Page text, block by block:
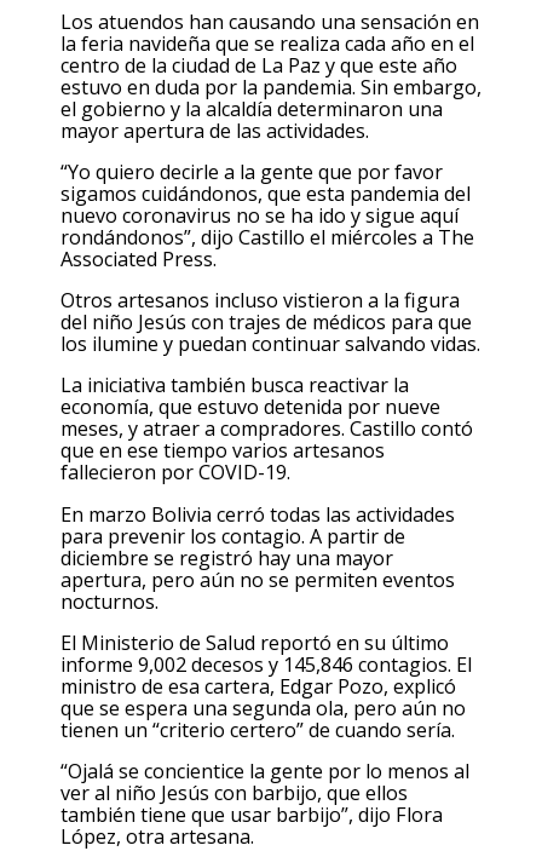
Los atuendos han causando una sensación en
la feria navideña que se realiza cada año en el
centro de la ciudad de La Paz y que este año
estuvo en duda por la pandemia. Sin embargo,
el gobierno y la alcaldía determinaron una
mayor apertura de las actividades.
“Yo quiero decirle a la gente que por favor
sigamos cuidándonos, que esta pandemia del
nuevo coronavirus no se ha ido y sigue aquí
rondándonos”, dijo Castillo el miércoles a The
Associated Press.
Otros artesanos incluso vistieron a la figura
del niño Jesús con trajes de médicos para que
los ilumine y puedan continuar salvando vidas.
La iniciativa también busca reactivar la
economía, que estuvo detenida por nueve
meses, y atraer a compradores. Castillo contó
que en ese tiempo varios artesanos
fallecieron por COVID-19.
En marzo Bolivia cerró todas las actividades
para prevenir los contagio. A partir de
diciembre se registró hay una mayor
apertura, pero aún no se permiten eventos
nocturnos.
El Ministerio de Salud reportó en su último
informe 9,002 decesos y 145,846 contagios. El
ministro de esa cartera, Edgar Pozo, explicó
que se espera una segunda ola, pero aún no
tienen un “criterio certero” de cuando sería.
“Ojalá se concientice la gente por lo menos al
ver al niño Jesús con barbijo, que ellos
también tiene que usar barbijo”, dijo Flora
López, otra artesana.